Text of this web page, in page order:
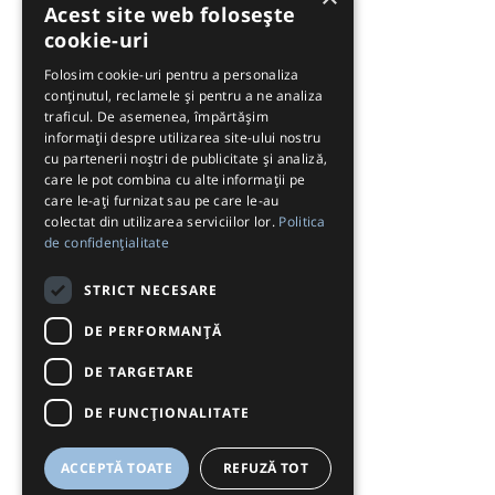
Acest site web folosește
cookie-uri
Folosim cookie-uri pentru a personaliza
conținutul, reclamele și pentru a ne analiza
traficul. De asemenea, împărtășim
informații despre utilizarea site-ului nostru
cu partenerii noștri de publicitate și analiză,
care le pot combina cu alte informații pe
care le-ați furnizat sau pe care le-au
colectat din utilizarea serviciilor lor. Politica
de confidențialitate
STRICT NECESARE
DE PERFORMANȚĂ
DE TARGETARE
DE FUNCŢIONALITATE
ACCEPTĂ TOATE REFUZĂ TOT